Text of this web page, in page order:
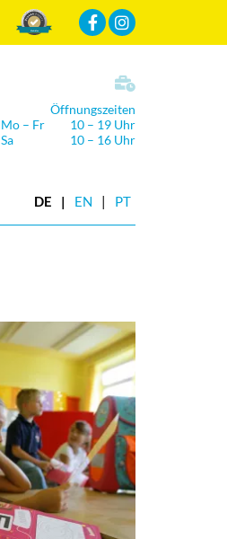
Mehr Infos
Öffnungszeiten
Mo – Fr
10 – 19 Uhr
Sa
10 – 16 Uhr
DE EN PT